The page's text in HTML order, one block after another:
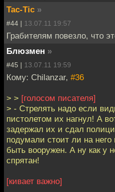
Tac-Tic »
#44 | 13.07.11 19:57
Грабителям повезло, что
Блюзмен »
#45 | 13.07.11 19:59
Кому: Chilanzar, #36
> > [голосом писателя]
> - Стрелять надо если
пистолетом их нагнул! А
задержал их и сдал
подумали стоит ли на
быть вооружен. А ну как у
спрятан!
[кивает важно]